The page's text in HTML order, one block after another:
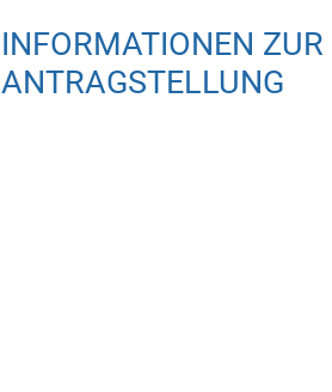
INFORMATIONEN ZUR
ANTRAGSTELLUNG